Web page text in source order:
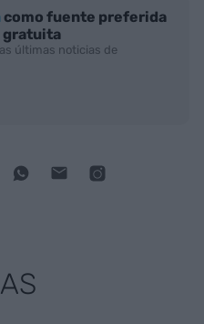
como fuente preferida
gratuita
últimas noticias de